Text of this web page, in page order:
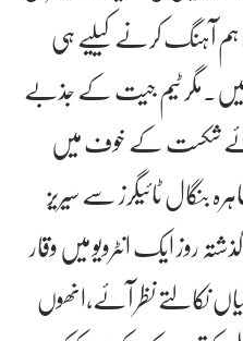
آہنگ کرنے کیلیے ہی
ٹیم جیت کے جذبے
شکست کے خوف میں
بنگال ٹائیگرز سے سیریز
روز ایک انٹرویو میں وقار
نکالتے نظر آئے،انھوں